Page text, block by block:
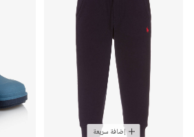
إضافة سريعة